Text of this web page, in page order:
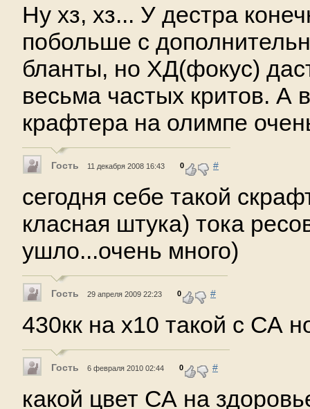
Ну хз, хз... У дестра
побольше с
бланты, но ХД(фокус)
весьма частых критов. А
крафтера на олимпе
Гость 11 декабря 2008 16:43 0 #
сегодня себе такой
класная штука) тока
ушло...очень много)
Гость 29 апреля 2009 22:23 0 #
430кк на х10 такой с СА
Гость 6 февраля 2010 02:44 0 #
какой цвет СА на